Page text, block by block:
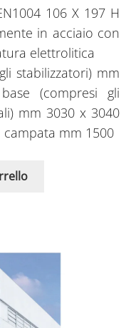
106 X 197 H
in acciaio con
elettrolitica
stabilizzatori) mm
(compresi gli
mm 3030 x 3040
campata mm 1500